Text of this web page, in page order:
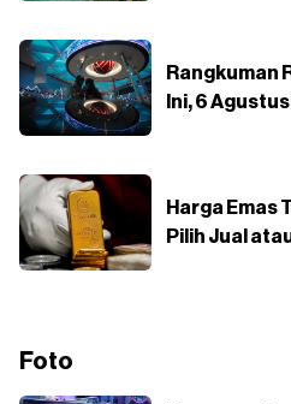
Rangkuman
Ini, 6
Harga Emas
Pilih Jual
Foto